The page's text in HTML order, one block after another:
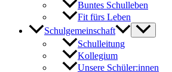
Buntes Schulleben
Fit fürs Leben
Schulgemeinschaft
Schulleitung
Kollegium
Unsere Schüler:innen